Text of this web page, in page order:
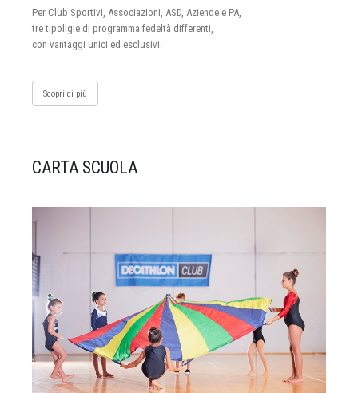
Per Club Sportivi, Associazioni, ASD, Aziende e PA,
tre tipoligie di programma fedeltà differenti,
con vantaggi unici ed esclusivi.
Scopri di più
CARTA SCUOLA